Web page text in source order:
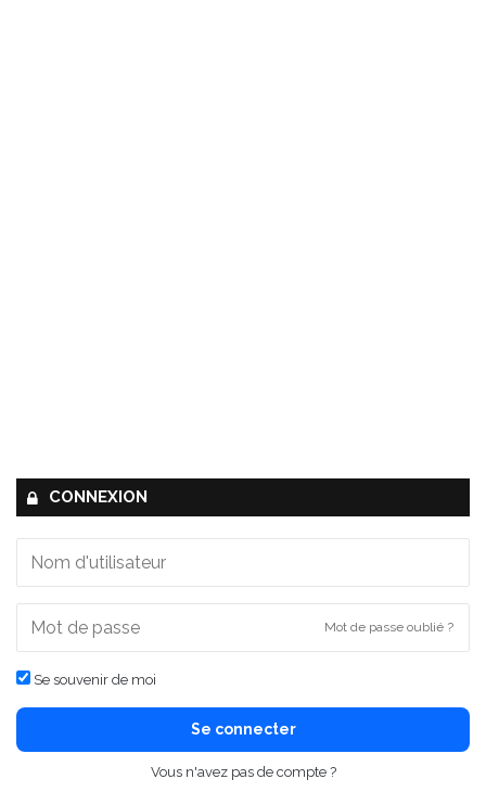
CONNEXION
Mot de passe oublié ?
Se souvenir de moi
Se connecter
Vous n'avez pas de compte ?